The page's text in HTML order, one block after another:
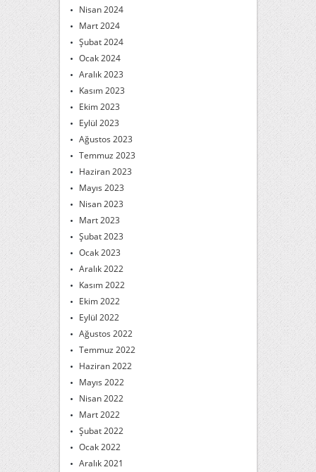
Nisan 2024
Mart 2024
Şubat 2024
Ocak 2024
Aralık 2023
Kasım 2023
Ekim 2023
Eylül 2023
Ağustos 2023
Temmuz 2023
Haziran 2023
Mayıs 2023
Nisan 2023
Mart 2023
Şubat 2023
Ocak 2023
Aralık 2022
Kasım 2022
Ekim 2022
Eylül 2022
Ağustos 2022
Temmuz 2022
Haziran 2022
Mayıs 2022
Nisan 2022
Mart 2022
Şubat 2022
Ocak 2022
Aralık 2021